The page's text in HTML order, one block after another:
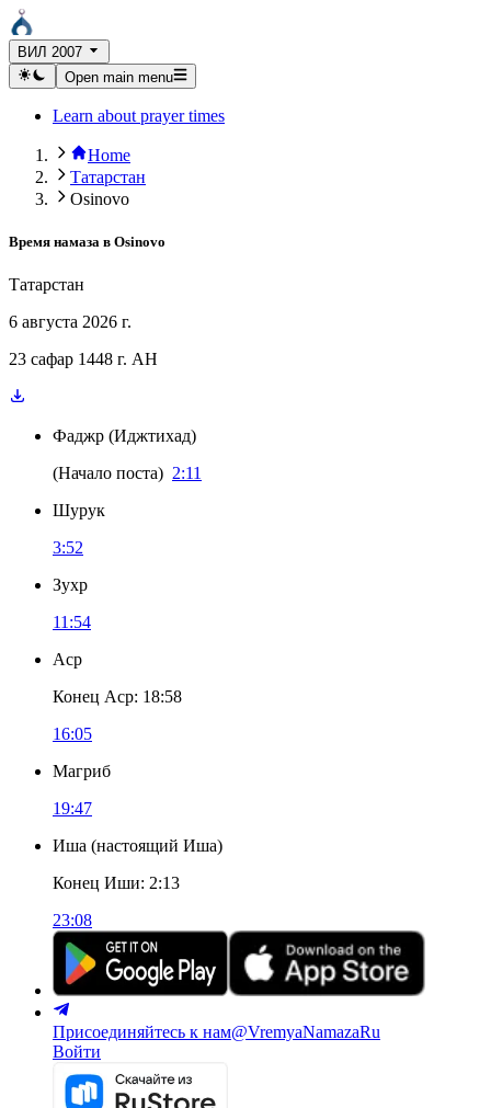
ВИЛ 2007
Open main menu
Learn about prayer times
Home
Татарстан
Osinovo
Время намаза в Osinovo
Татарстан
6 августа 2026 г.
23 сафар 1448 г. AH
Фаджр (Иджтихад)
(Начало поста) 2:11
Шурук
3:52
Зухр
11:54
Аср
Конец Аср: 18:58
16:05
Магриб
19:47
Иша (настоящий Иша)
Конец Иши: 2:13
23:08
Присоединяйтесь к нам@VremyaNamazaRu
Войти